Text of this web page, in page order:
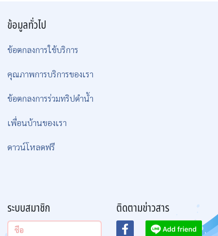
ข้อมูลทั่วไป
ข้อตกลงการใช้บริการ
คุณภาพการบริการของเรา
ข้อตกลงการร่วมทริปดำน้ำ
เพื่อนบ้านของเรา
ดาวน์โหลดฟรี
ระบบสมาชิก ติดตามข่าวสาร